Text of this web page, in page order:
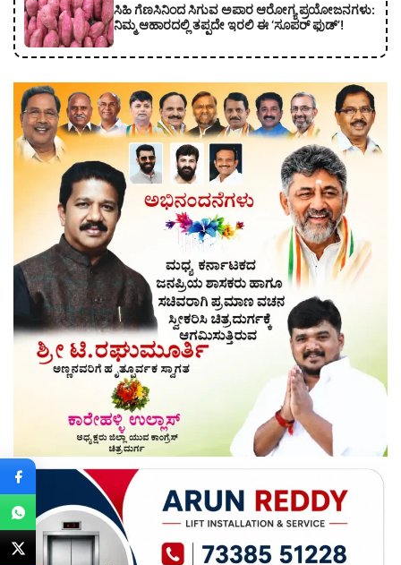
ಸಿಹಿ ಗೆಣಸಿನಿಂದ ಸಿಗುವ ಅಪಾರ ಆರೋಗ್ಯ ಪ್ರಯೋಜನಗಳು:
ನಿಮ್ಮ ಆಹಾರದಲ್ಲಿ ತಪ್ಪದೇ ಇರಲಿ ಈ ‘ಸೂಪರ್ ಫುಡ್’!